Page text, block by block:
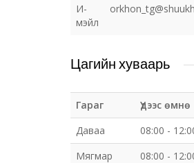
И-
мэйл
Цагийн хуваарь
Гараг Үдээс өмнө
Даваа
08:00 -
Мягмар
08:00 -